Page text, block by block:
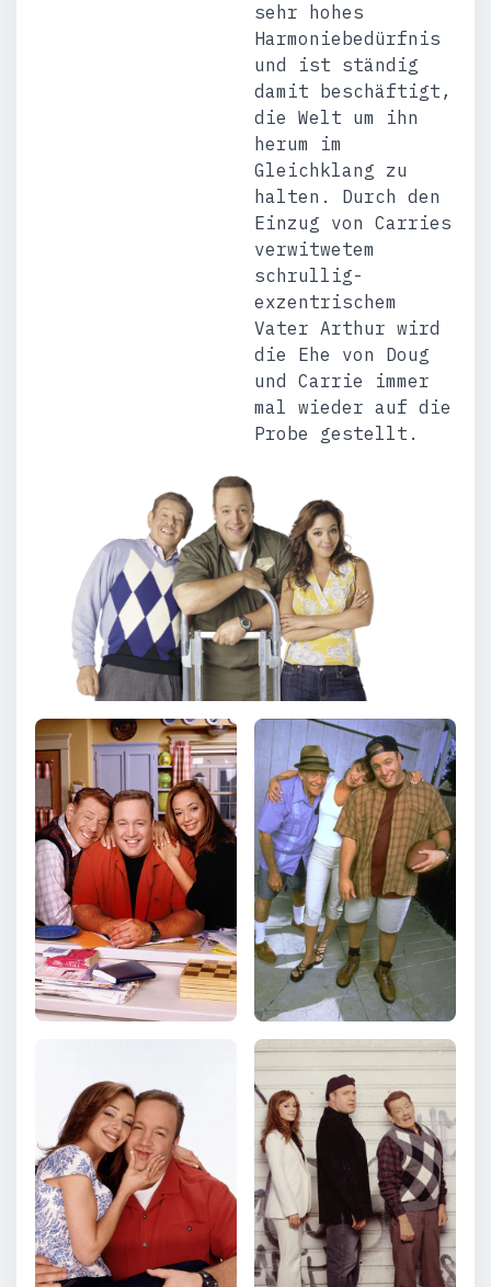
sehr hohes
Harmoniebedürfnis
und ist ständig
damit beschäftigt,
die Welt um ihn
herum im
Gleichklang zu
halten. Durch den
Einzug von Carries
verwitwetem
schrullig-
exzentrischem
Vater Arthur wird
die Ehe von Doug
und Carrie immer
mal wieder auf die
Probe gestellt.